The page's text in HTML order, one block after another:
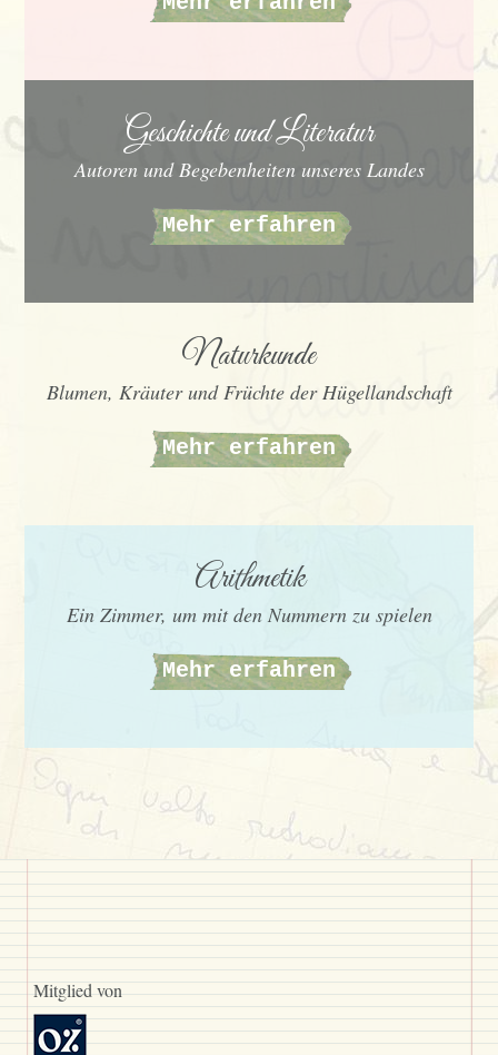
Geschichte und Literatur
Autoren und Begebenheiten unseres Landes
Mehr erfahren
Naturkunde
Blumen, Kräuter und Früchte der Hügellandschaft
Mehr erfahren
Arithmetik
Ein Zimmer, um mit den Nummern zu spielen
Mehr erfahren
Mitglied von